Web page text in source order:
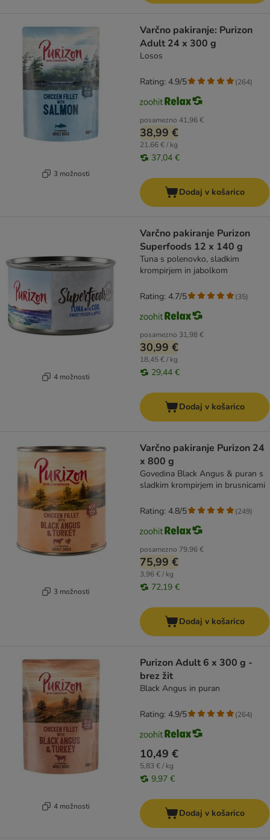
3 možnosti
Varčno pakiranje: Purizon
Adult 24 x 300 g
Losos
posamezno 41,96 €
38,99 €
21,66 € / kg
37,04 €
Rating: 4.9/5 (264)
Dodaj v košarico
4 možnosti
Varčno pakiranje Purizon
Superfoods 12 x 140 g
Tuna s polenovko, sladkim
krompirjem in jabolkom
posamezno 31,98 €
30,99 €
18,45 € / kg
29,44 €
Rating: 4.7/5 (35)
Dodaj v košarico
3 možnosti
Varčno pakiranje Purizon 24
x 800 g
Govedina Black Angus & puran s
sladkim krompirjem in brusnicami
posamezno 79,96 €
75,99 €
3,96 € / kg
72,19 €
Rating: 4.8/5 (249)
Dodaj v košarico
4 možnosti
Purizon Adult 6 x 300 g -
brez žit
Black Angus in puran
10,49 €
5,83 € / kg
9,97 €
Rating: 4.9/5 (264)
Dodaj v košarico